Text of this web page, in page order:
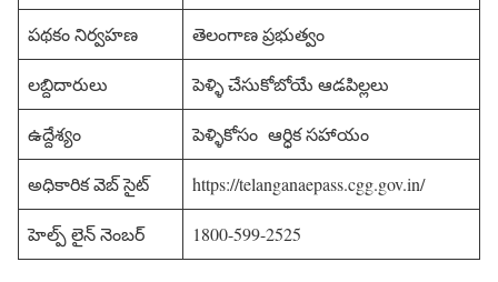
పథకం నిర్వహణ తెలంగాణ ప్రభుత్వం
లబ్దిదారులు పెళ్ళి చేసుకోబోయే ఆడపిల్లలు
ఉద్దేశ్యం పెళ్ళికోసం ఆర్ధిక సహాయం
అధికారిక వెబ్ సైట్ https://telanganaepass.cgg.gov.in/
హెల్ప్ లైన్ నెంబర్ 1800-599-2525